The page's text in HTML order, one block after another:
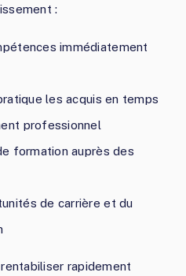
:
immédiatement
les acquis en temps
professionnel
formation auprès des
de carrière et du
rapidement